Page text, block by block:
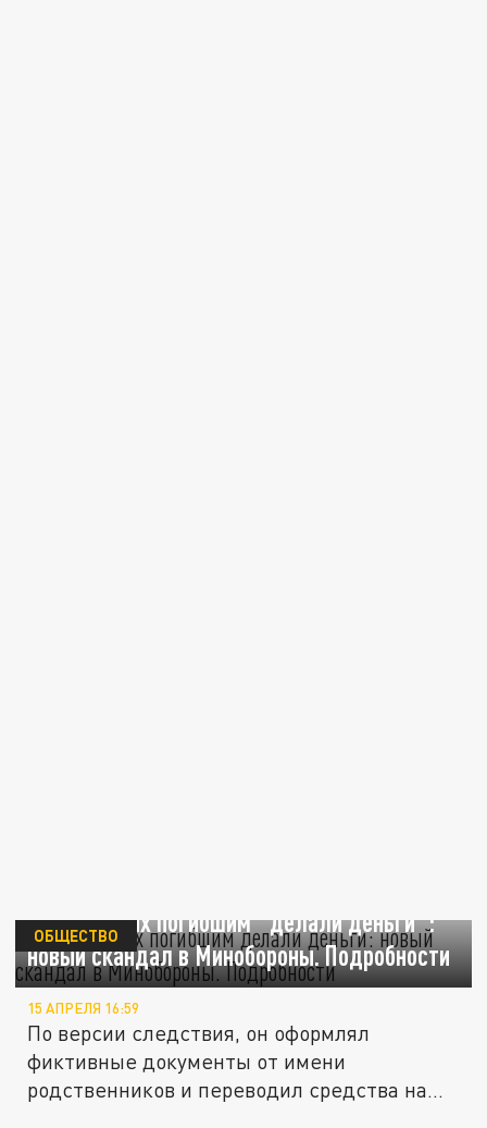
На выплатах погибшим "делали деньги":
новый скандал в Минобороны. Подробности
ОБЩЕСТВО
15 АПРЕЛЯ 16:59
По версии следствия, он оформлял
фиктивные документы от имени
родственников и переводил средства на...